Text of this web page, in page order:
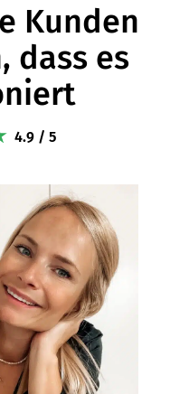
Kunden
dass es
4.9 / 5